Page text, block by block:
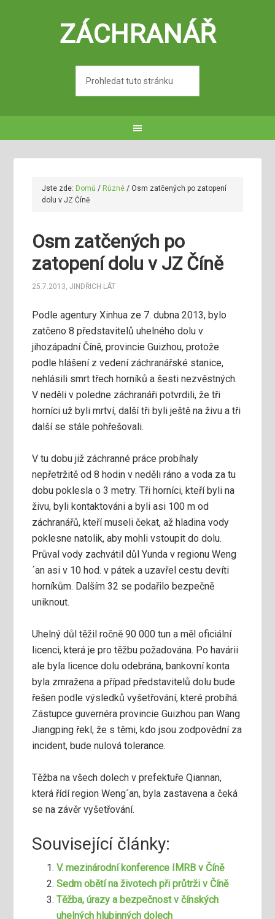
ZÁCHRANÁŘ
Jste zde: Domů / Různé / Osm zatčených po zatopení
dolu v JZ Číně
Osm zatčených po
zatopení dolu v JZ Číně
25.7.2013,JINDŘICH LÁT
Podle agentury Xinhua ze 7. dubna 2013, bylo
zatčeno 8 představitelů uhelného dolu v
jihozápadní Číně, provincie Guizhou, protože
podle hlášení z vedení záchranářské stanice,
nehlásili smrt třech horníků a šesti nezvěstných.
V neděli v poledne záchranáři potvrdili, že tři
horníci už byli mrtví, další tři byli ještě na živu a tři
další se stále pohřešovali.
V tu dobu již záchranné práce probíhaly
nepřetržitě od 8 hodin v neděli ráno a voda za tu
dobu poklesla o 3 metry. Tři horníci, kteří byli na
živu, byli kontaktováni a byli asi 100 m od
záchranářů, kteří museli čekat, až hladina vody
poklesne natolik, aby mohli vstoupit do dolu.
Průval vody zachvátil důl Yunda v regionu Weng
´an asi v 10 hod. v pátek a uzavřel cestu devíti
horníkům. Dalším 32 se podařilo bezpečně
uniknout.
Uhelný důl těžil ročně 90 000 tun a měl oficiální
licenci, která je pro těžbu požadována. Po havárii
ale byla licence dolu odebrána, bankovní konta
byla zmražena a případ představitelů dolu bude
řešen podle výsledků vyšetřování, které probíhá.
Zástupce guvernéra provincie Guizhou pan Wang
Jiangping řekl, že s těmi, kdo jsou zodpovědní za
incident, bude nulová tolerance.
Těžba na všech dolech v prefektuře Qiannan,
která řídí region Weng´an, byla zastavena a čeká
se na závěr vyšetřování.
Související články:
V. mezinárodní konference IMRB v Číně
Sedm obětí na životech při průtrži v Číně
Těžba, úrazy a bezpečnost v čínských
uhelných hlubinných dolech